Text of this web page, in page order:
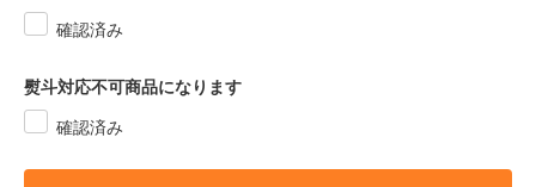
確認済み
熨斗対応不可商品になります
確認済み